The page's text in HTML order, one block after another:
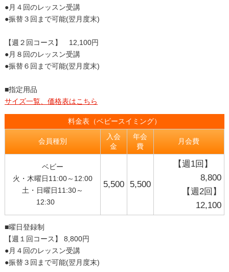
●月４回のレッスン受講
●振替３回まで可能(翌月度末)
【週２回コース】 12,100円
●月８回のレッスン受講
●振替６回まで可能(翌月度末)
■指定用品
サイズ一覧、価格表はこちら
料金表（ベビースイミング）
会員種別
入会
金
年会
費
月会費
ベビー
火・木曜日11:00～12:00
土・日曜日11:30～
12:30
5,500 5,500
【週1回】
8,800
【週2回】
12,100
■曜日登録制
【週１回コース】 8,800円
●月４回のレッスン受講
●振替３回まで可能(翌月度末)